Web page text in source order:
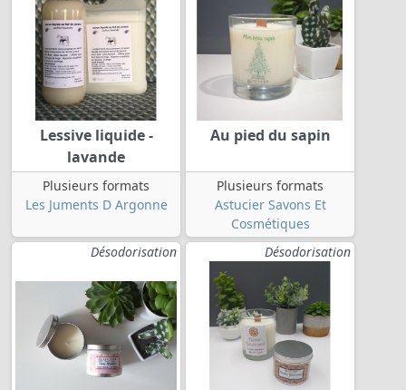
Lessive liquide -
lavande
Plusieurs formats
Les Juments D Argonne
Au pied du sapin
Plusieurs formats
Astucier Savons Et
Cosmétiques
Désodorisation
Désodorisation